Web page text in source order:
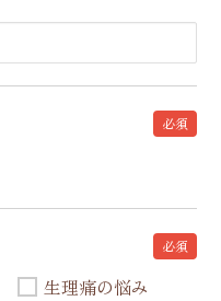
必須
必須
生理痛の悩み